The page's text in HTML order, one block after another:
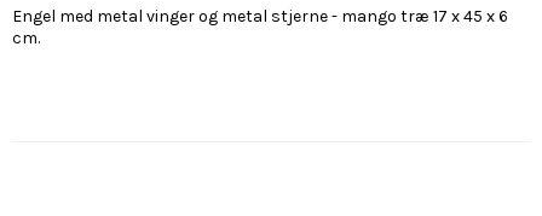
Engel med metal vinger og metal stjerne - mango træ 17 x 45 x 6
cm.